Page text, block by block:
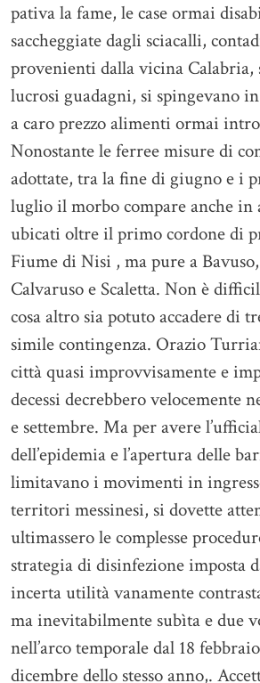
pativa la fame, le case ormai
saccheggiate dagli sciacalli,
provenienti dalla vicina Calabria,
lucrosi guadagni, si spingevano
a caro prezzo alimenti ormai
Nonostante le ferree misure di
adottate, tra la fine di giugno e i
luglio il morbo compare anche
ubicati oltre il primo cordone di
Fiume di Nisi , ma pure a
Calvaruso e Scaletta. Non è
cosa altro sia potuto accadere di
simile contingenza. Orazio
città quasi improvvisamente e
decessi decrebbero velocemente
e settembre. Ma per avere
dell’epidemia e l’apertura delle
limitavano i movimenti in
territori messinesi, si dovette
ultimassero le complesse
strategia di disinfezione imposta
incerta utilità vanamente
ma inevitabilmente subìta e due
nell’arco temporale dal 18
dicembre dello stesso anno,.